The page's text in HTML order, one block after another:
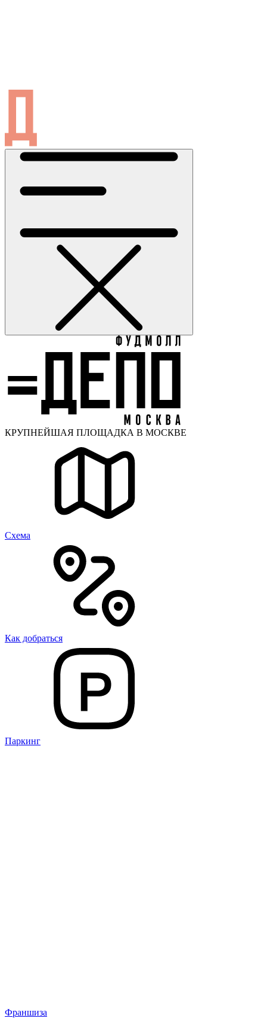
КРУПНЕЙШАЯ ПЛОЩАДКА В МОСКВЕ
Cхема
Как добраться
Паркинг
Франшиза